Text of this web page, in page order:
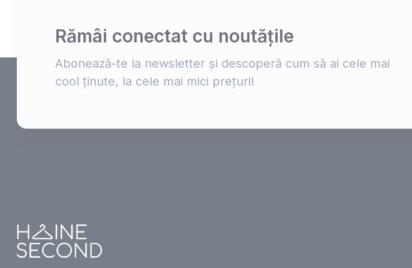
Rămâi conectat cu noutățile
Abonează-te la newsletter și descoperă cum să ai cele mai
cool ținute, la cele mai mici prețuri!